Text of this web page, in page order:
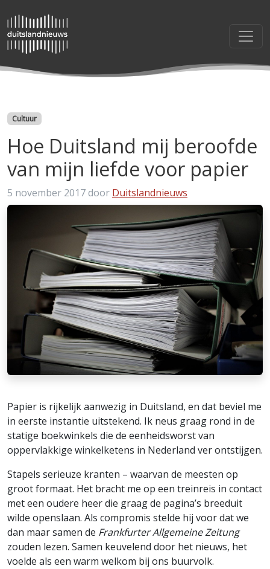
Categorieën
Cultuur
Hoe Duitsland mij beroofde
van mijn liefde voor papier
5 november 2017door Duitslandnieuws
Papier is rijkelijk aanwezig in Duitsland, en dat beviel me
in eerste instantie uitstekend. Ik neus graag rond in de
statige boekwinkels die de eenheidsworst van
oppervlakkige winkelketens in Nederland ver ontstijgen.
Stapels serieuze kranten – waarvan de meesten op
groot formaat. Het bracht me op een treinreis in contact
met een oudere heer die graag de pagina’s breeduit
wilde openslaan. Als compromis stelde hij voor dat we
dan maar samen de Frankfurter Allgemeine Zeitung
zouden lezen. Samen keuvelend door het nieuws, het
voelde als een warm welkom bij ons buurvolk.